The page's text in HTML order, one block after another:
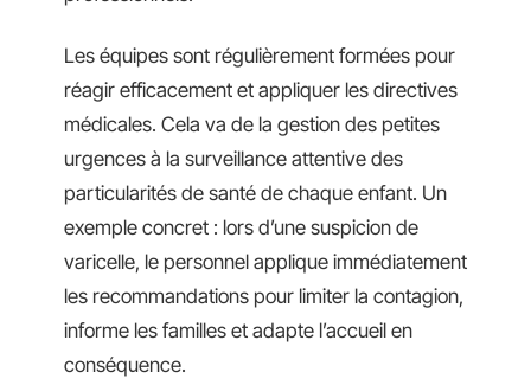
Les équipes sont régulièrement formées pour
réagir efficacement et appliquer les directives
médicales. Cela va de la gestion des petites
urgences à la surveillance attentive des
particularités de santé de chaque enfant. Un
exemple concret : lors d’une suspicion de
varicelle, le personnel applique immédiatement
les recommandations pour limiter la contagion,
informe les familles et adapte l’accueil en
conséquence.